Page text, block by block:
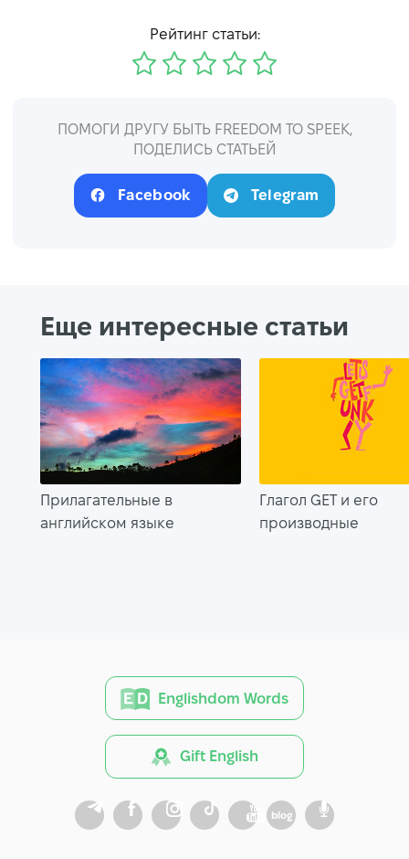
Рейтинг статьи:
ПОМОГИ ДРУГУ БЫТЬ FREEDOM TO SPEEK,
ПОДЕЛИСЬ СТАТЬЕЙ
Facebook Telegram
Еще интересные статьи
Прилагательные в
английском языке
Глагол GET и его
производные
Englishdom Words
Gift English
blog